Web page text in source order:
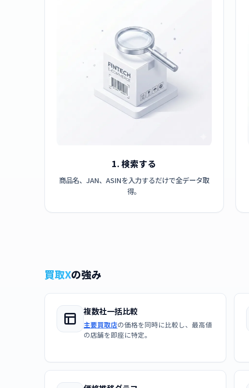
1. 検索する
商品名、JAN、ASINを入力するだけで全データ取
得。
買取Xの強み
複数社一括比較
主要買取店の価格を同時に比較し、最高値
の店舗を即座に特定。